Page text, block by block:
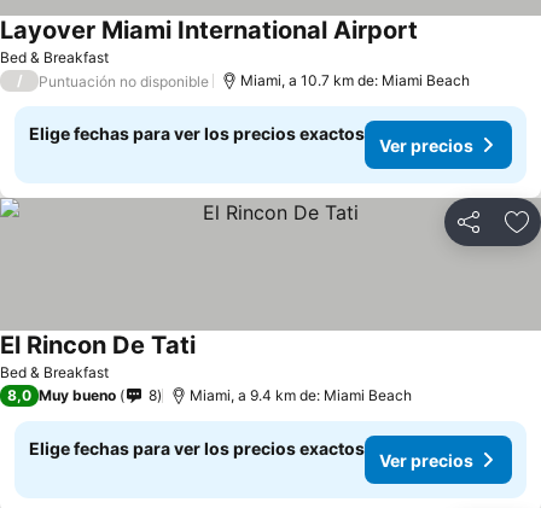
Bed & Breakfast
Layover Miami International Airport
/ Puntuación no disponible Miami, a 10.7 km de: Miami Beach
Elige fechas para ver los precios exactos
Ver precios
Compartir
Bed & Breakfast
El Rincon De Tati
8,0 Muy bueno 8 Miami, a 9.4 km de: Miami Beach
Elige fechas para ver los precios exactos
Ver precios